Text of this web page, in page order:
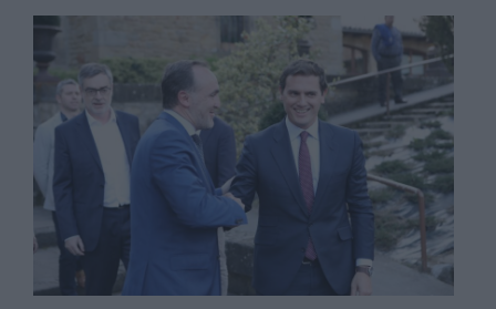
Información adicional
link